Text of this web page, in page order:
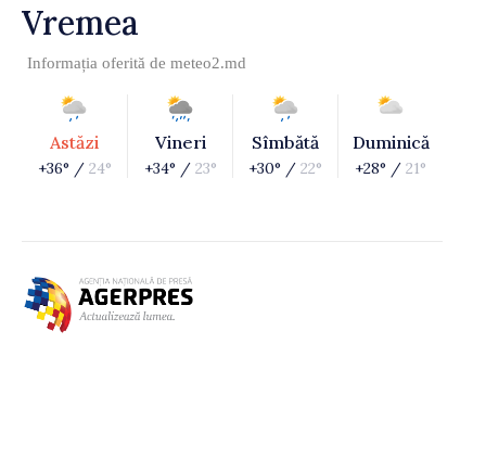
Vremea
Informația oferită de meteo2.md
Astăzi
+36° / 24°
Vineri
+34° / 23°
Sîmbătă
+30° / 22°
Duminică
+28° / 21°